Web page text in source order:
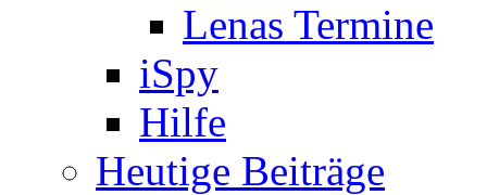
Lenas Termine
iSpy
Hilfe
Heutige Beiträge